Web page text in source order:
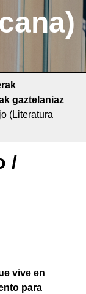
gaztelaniaz
(Literatura
/
vive en
para